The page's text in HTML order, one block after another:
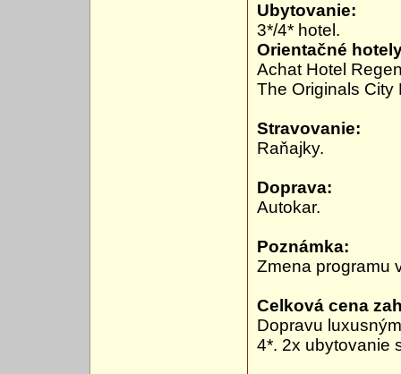
Ubytovanie:
3*/4* hotel.
Orientačné
Achat Hotel
The Originals City
Stravovanie:
Raňajky.
Doprava:
Autokar.
Poznámka:
Zmena programu
Celková cena
Dopravu
4*. 2x ubytovanie